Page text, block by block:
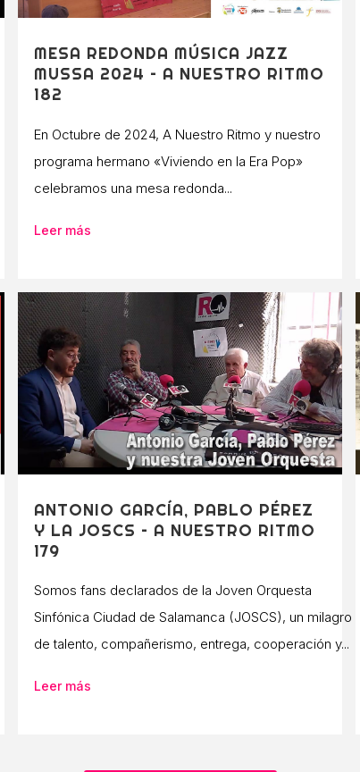
MESA REDONDA MÚSICA JAZZ
MUSSA 2024 – A NUESTRO RITMO
182
En Octubre de 2024, A Nuestro Ritmo y nuestro
programa hermano «Viviendo en la Era Pop»
celebramos una mesa redonda...
Leer más
ANTONIO GARCÍA, PABLO PÉREZ
Y LA JOSCS – A NUESTRO RITMO
179
Somos fans declarados de la Joven Orquesta
Sinfónica Ciudad de Salamanca (JOSCS), un milagro
de talento, compañerismo, entrega, cooperación y...
Leer más